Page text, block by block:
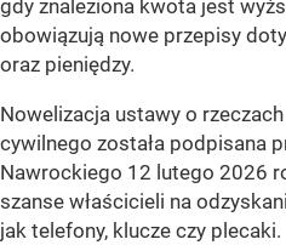
gdy znaleziona kwota jest
obowiązują nowe przepisy
oraz pieniędzy.
Nowelizacja ustawy o
cywilnego została podpisana
Nawrockiego 12 lutego 2026
szanse właścicieli na
jak telefony, klucze czy plecaki.